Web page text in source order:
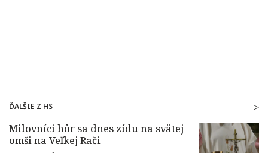
ĎALŠIE Z HS
Milovníci hôr sa dnes zídu na svätej
omši na Veľkej Rači